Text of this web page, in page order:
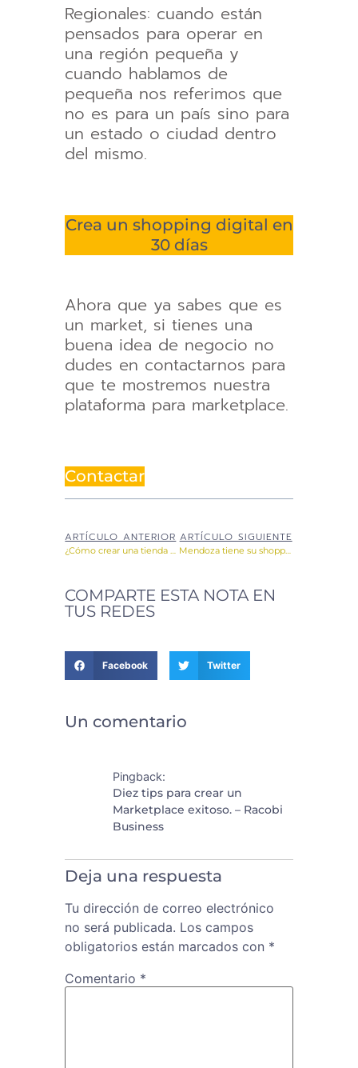
Regionales: cuando están
pensados para operar en
una región pequeña y
cuando hablamos de
pequeña nos referimos que
no es para un país sino para
un estado o ciudad dentro
del mismo.
Crea un shopping digital en
30 días
Ahora que ya sabes que es
un market, si tienes una
buena idea de negocio no
dudes en contactarnos para
que te mostremos nuestra
plataforma para marketplace.
Contactar
ARTÍCULO ANTERIOR ARTÍCULO SIGUIENTE
Mendoza tiene su shopping digital.
COMPARTE ESTA NOTA EN
TUS REDES
Facebook Twitter
Un comentario
Pingback:
Diez tips para crear un
Marketplace exitoso. – Racobi
Business
Deja una respuesta
Tu dirección de correo electrónico
no será publicada. Los campos
obligatorios están marcados con *
Comentario *